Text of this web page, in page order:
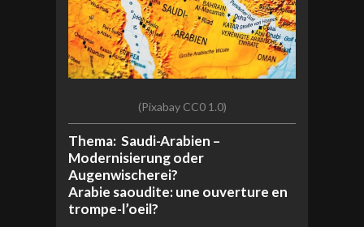
(Pixabay CC0 1.0)
Thema: Saudi-Arabien –
Modernisierung oder
Augenwischerei?
Arabie saoudite: une ouverture en
trompe-l’oeil?